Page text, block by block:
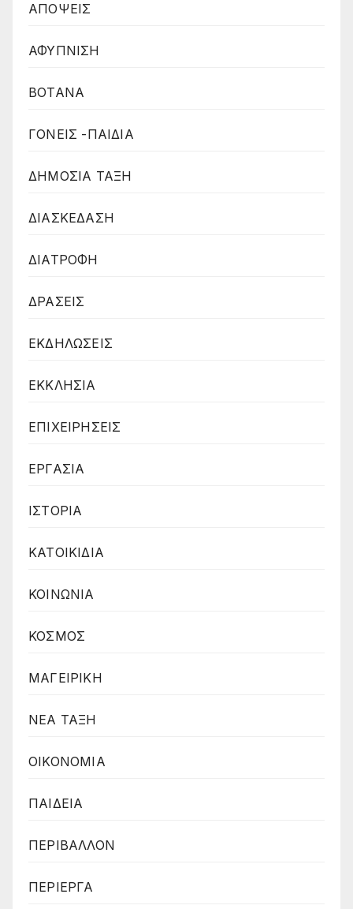
ΑΠΟΨΕΙΣ
ΑΦΥΠΝΙΣΗ
ΒΟΤΑΝΑ
ΓΟΝΕΙΣ -ΠΑΙΔΙΑ
ΔΗΜΟΣΙΑ ΤΑΞΗ
ΔΙΑΣΚΕΔΑΣΗ
ΔΙΑΤΡΟΦΗ
ΔΡΑΣΕΙΣ
ΕΚΔΗΛΩΣΕΙΣ
ΕΚΚΛΗΣΙΑ
ΕΠΙΧΕΙΡΗΣΕΙΣ
ΕΡΓΑΣΙΑ
ΙΣΤΟΡΙΑ
ΚΑΤΟΙΚΙΔΙΑ
ΚΟΙΝΩΝΙΑ
ΚΟΣΜΟΣ
ΜΑΓΕΙΡΙΚΗ
ΝΕΑ ΤΑΞΗ
ΟΙΚΟΝΟΜΙΑ
ΠΑΙΔΕΙΑ
ΠΕΡΙΒΑΛΛΟΝ
ΠΕΡΙΕΡΓΑ